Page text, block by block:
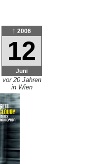
† 2006
12
Juni
vor 20 Jahren
in Wien